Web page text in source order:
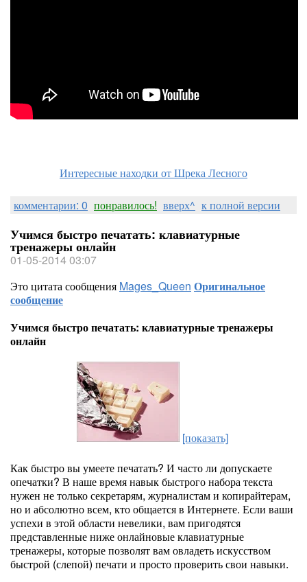
Интересные находки от Шрека Лесного
комментарии: 0 понравилось! вверх^ к полной версии
Учимся быстро печатать: клавиатурные
тренажеры онлайн
01-05-2014 03:07
Это цитата сообщения Mages_Queen Оригинальное
сообщение
Учимся быстро печатать: клавиатурные тренажеры
онлайн
[показать]
Как быстро вы умеете печатать? И часто ли допускаете
опечатки? В наше время навык быстрого набора текста
нужен не только секретарям, журналистам и копирайтерам,
но и абсолютно всем, кто общается в Интернете. Если ваши
успехи в этой области невелики, вам пригодятся
представленные ниже онлайновые клавиатурные
тренажеры, которые позволят вам овладеть искусством
быстрой (слепой) печати и просто проверить свои навыки.